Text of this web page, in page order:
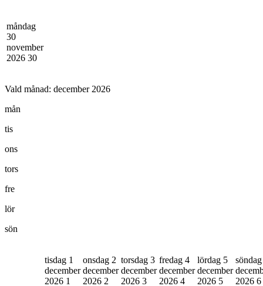
måndag
30
november
2026 30
Vald månad: december 2026
mån
tis
ons
tors
fre
lör
sön
tisdag 1
december
2026 1
onsdag 2
december
2026 2
torsdag 3
december
2026 3
fredag 4
december
2026 4
lördag 5
december
2026 5
2026 6